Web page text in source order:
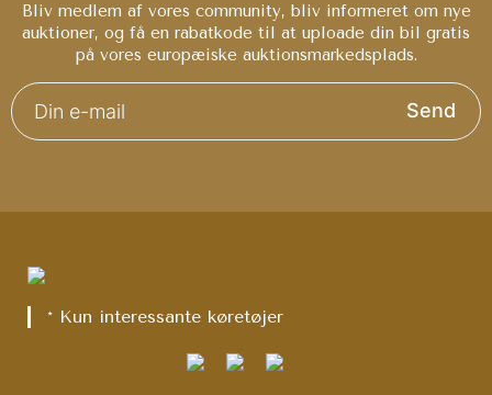
Bliv medlem af vores community, bliv informeret om nye
auktioner, og få en rabatkode til at uploade din bil gratis
på vores europæiske auktionsmarkedsplads.
Send
* Kun interessante køretøjer